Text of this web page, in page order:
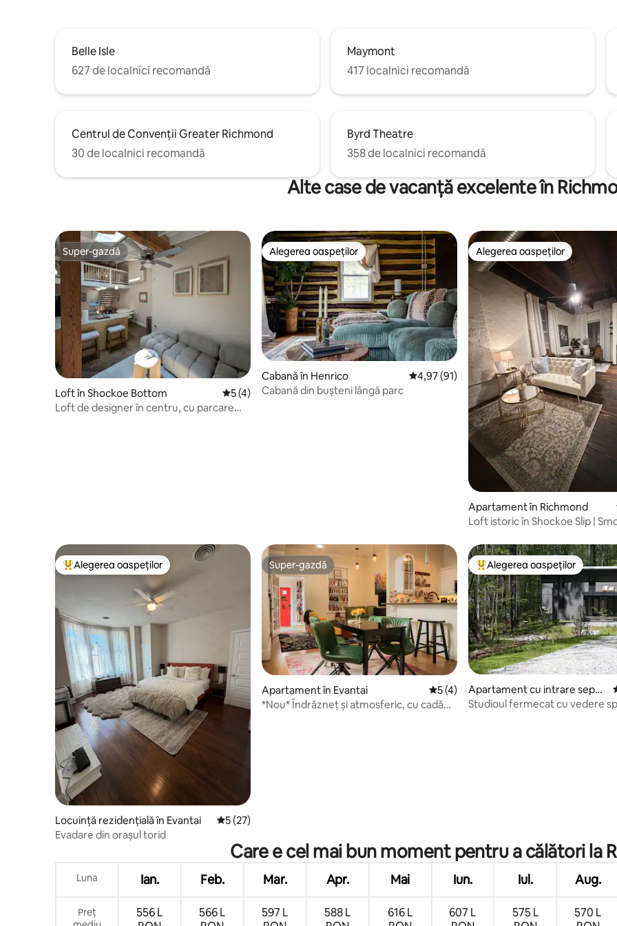
Belle Isle
627 de localnici recomandă
Maymont
417 localnici recomandă
Centrul de Convenții Greater Richmond
30 de localnici recomandă
Byrd Theatre
358 de localnici recomandă
Alte case de vacanță excelente în
Super-gazdă
Super-gazdă
Loft în Shockoe Bottom Scor mediu de 5 din 5, 4 recenzii
5 (4)
Loft de designer în centru, cu parcare
Alegerea oaspeților
Alegerea oaspeților
Cabană în Henrico Scor mediu de 4,97 din 5, 91 recenzii
4,97 (91)
Cabană din bușteni lângă parc
Alegerea oaspeților
Alegerea oaspeților
Apartament în Richmond
Loft istoric în Shockoe Slip |
Locuință din topul categoriei Alegerea oaspeților
Alegerea oaspeților
Locuință rezidențială în Evantai Scor mediu de 5 din 5, 27 recenzii
5 (27)
Evadare din orașul torid
Super-gazdă
Super-gazdă
Apartament în Evantai Scor mediu de 5 din 5, 4 recenzii
5 (4)
*Nou* Îndrăzneț și atmosferic, cu cadă
Locuință din topul categoriei
Alegerea oaspeților
Apartament cu intrare separ
ată în Richmond
Studioul fermecat cu vedere
Care e cel mai bun moment pentru a călători la
Luna Ian. Feb. Mar. Apr. Mai Iun. Iul. Aug.
Preț
556 L
566 L
597 L
588 L
616 L
607 L
575 L
570 L